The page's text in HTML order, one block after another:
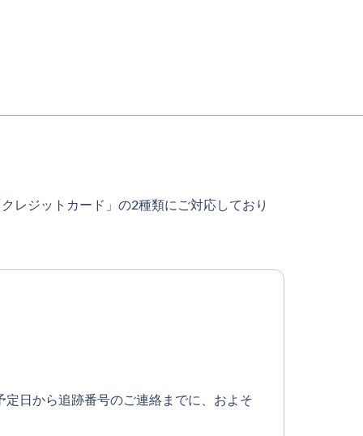
クレジットカード」の2種類にご対応しており
日から追跡番号のご連絡までに、およそ